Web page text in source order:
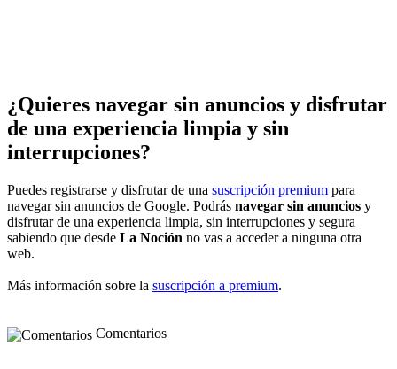
¿Quieres navegar sin anuncios y disfrutar
de una experiencia limpia y sin
interrupciones?
Puedes registrarse y disfrutar de una suscripción premium para
navegar sin anuncios de Google. Podrás navegar sin anuncios y
disfrutar de una experiencia limpia, sin interrupciones y segura
sabiendo que desde La Noción no vas a acceder a ninguna otra
web.
Más información sobre la suscripción a premium.
Comentarios